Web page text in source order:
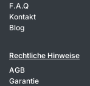
F.A.Q
Kontakt
Blog
Rechtliche Hinweise
AGB
Garantie